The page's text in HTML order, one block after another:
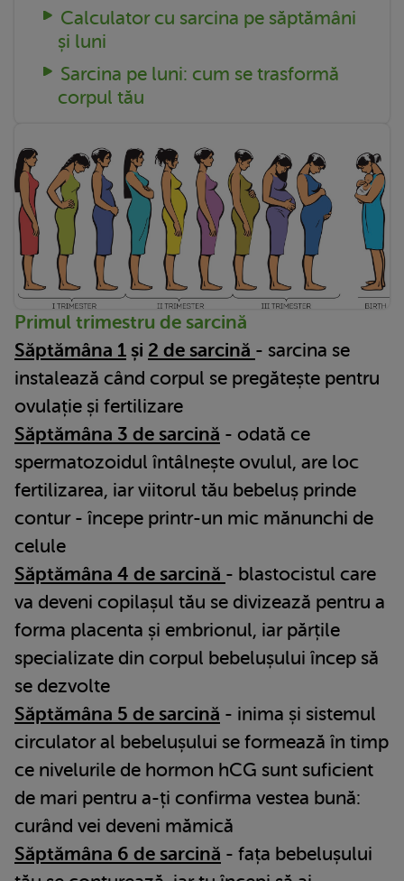
Calculator cu sarcina pe săptămâni
și luni
Sarcina pe luni: cum se trasformă
corpul tău
Primul trimestru de sarcină
Săptămâna 1 și 2 de sarcină - sarcina se
instalează când corpul se pregătește pentru
ovulație și fertilizare
Săptămâna 3 de sarcină - odată ce
spermatozoidul întâlnește ovulul, are loc
fertilizarea, iar viitorul tău bebeluș prinde
contur - începe printr-un mic mănunchi de
celule
Săptămâna 4 de sarcină - blastocistul care
va deveni copilașul tău se divizează pentru a
forma placenta și embrionul, iar părțile
specializate din corpul bebelușului încep să
se dezvolte
Săptămâna 5 de sarcină - inima și sistemul
circulator al bebelușului se formează în timp
ce nivelurile de hormon hCG sunt suficient
de mari pentru a-ți confirma vestea bună:
curând vei deveni mămică
Săptămâna 6 de sarcină - fața bebelușului